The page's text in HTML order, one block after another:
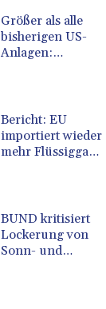
Größer als alle
bisherigen US-
Anlagen:
riesiges
Gaskraftwerk
Bericht: EU
importiert wieder
mehr Flüssiggas
BUND kritisiert
Lockerung von
Sonn- und